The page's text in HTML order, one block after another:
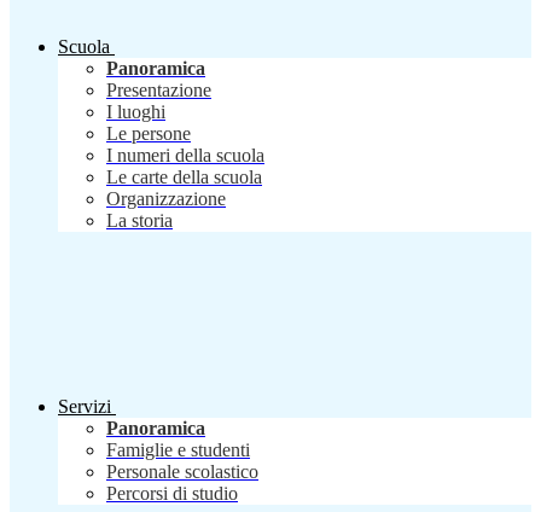
Scuola
Panoramica
Presentazione
I luoghi
Le persone
I numeri della scuola
Le carte della scuola
Organizzazione
La storia
Servizi
Panoramica
Famiglie e studenti
Personale scolastico
Percorsi di studio